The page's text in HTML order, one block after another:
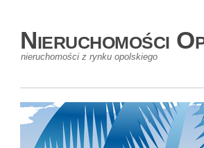
Nieruchomości
nieruchomości z rynku opolskiego